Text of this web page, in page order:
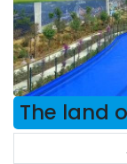
The land